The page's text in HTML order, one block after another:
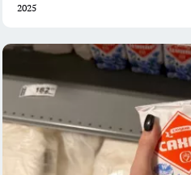
2025